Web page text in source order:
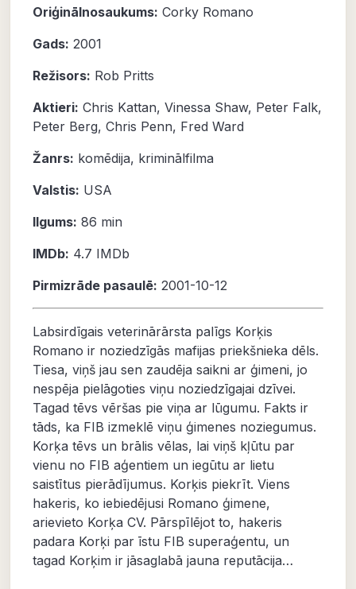
Oriģinālnosaukums: Corky Romano
Gads: 2001
Režisors: Rob Pritts
Aktieri: Chris Kattan, Vinessa Shaw, Peter Falk,
Peter Berg, Chris Penn, Fred Ward
Žanrs: komēdija, kriminālfilma
Valstis: USA
Ilgums: 86 min
IMDb: 4.7 IMDb
Pirmizrāde pasaulē: 2001-10-12
Labsirdīgais veterinārārsta palīgs Korķis
Romano ir noziedzīgās mafijas priekšnieka dēls.
Tiesa, viņš jau sen zaudēja saikni ar ģimeni, jo
nespēja pielāgoties viņu noziedzīgajai dzīvei.
Tagad tēvs vēršas pie viņa ar lūgumu. Fakts ir
tāds, ka FIB izmeklē viņu ģimenes noziegumus.
Korķa tēvs un brālis vēlas, lai viņš kļūtu par
vienu no FIB aģentiem un iegūtu ar lietu
saistītus pierādījumus. Korķis piekrīt. Viens
hakeris, ko iebiedējusi Romano ģimene,
arievieto Korķa CV. Pārspīlējot to, hakeris
padara Korķi par īstu FIB superaģentu, un
tagad Korķim ir jāsaglabā jauna reputācija…